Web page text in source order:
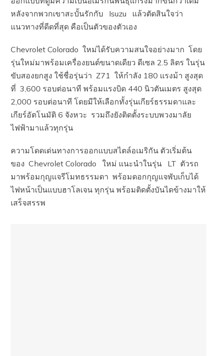
หลังจากพวกเขาสะบั้นรักกับ Isuzu แล้วตัดสินใจว่า
แนวทางที่ดีดที่สุด คือเป็นตัวของตัวเอง
Chevrolet Colorado ใหม่ได้รับความสนใจอย่างมาก โดย
รุ่นใหม่มาพร้อมเครื่องยนต์ขนาดเดียว ดีเซล 2.5 ลิตร ในรุ่น
ขับสองยกสูง ใช้ชื่อรุ่นว่า Z71 ให้กำลัง 180 แรงม้า สูงสุด
ที่ 3,600 รอบต่อนาที พร้อมแรงบิด 440 นิวตันเมตร สูงสุด
2,000 รอบต่อนาที โดยมีให้เลือกทั้งรุ่นเกียร์ธรรมดาและ
เกียร์อัตโนมัติ 6 จังหวะ รวมถึงยังติดตั้งระบบพวงมาลัย
ไฟฟ้ามาแล้วทุกรุ่น
ความโดดเด่นทางการออกแบบสไตล์อเมริกัน ตัวเริ่มต้น
ของ Chevrolet Colorado ใหม่ แนะนำในรุ่น LT ตัวรถ
มาพร้อมกุญแจรีโมทธรรมดา พร้อมดอกกุญแจพับเก็บได้
ไฟหน้าเป็นแบบฮาโลเจน ทุกรุ่น พร้อมติดตั้งบันไดข้างมาให้
เสร็จสรรพ